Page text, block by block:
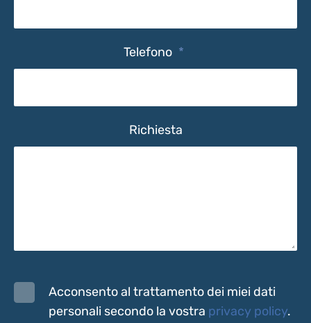
Telefono *
Richiesta
Acconsento al trattamento dei miei dati
personali secondo la vostra privacy policy.